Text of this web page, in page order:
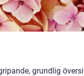
grundlig